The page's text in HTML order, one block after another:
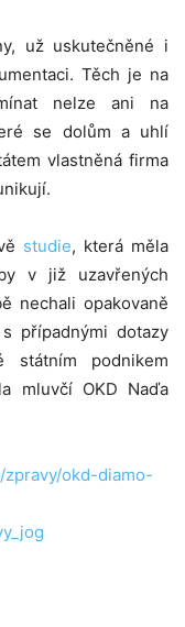
už uskutečněné i
Těch je na
nelze ani na
se dolům a uhlí
vlastněná firma
studie, která měla
v již uzavřených
nechali opakovaně
případnými dotazy
státním podnikem
mluvčí OKD Naďa
okd-diamo-